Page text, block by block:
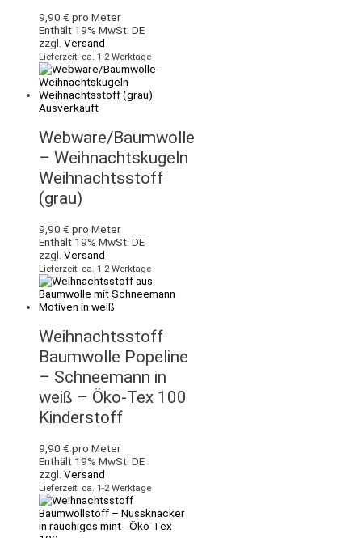
9,90 € pro Meter
Enthält 19% MwSt. DE
zzgl. Versand
Lieferzeit: ca. 1-2 Werktage
Ausverkauft
Webware/Baumwolle
– Weihnachtskugeln
Weihnachtsstoff
(grau)
9,90 € pro Meter
Enthält 19% MwSt. DE
zzgl. Versand
Lieferzeit: ca. 1-2 Werktage
Weihnachtsstoff
Baumwolle Popeline
– Schneemann in
weiß – Öko-Tex 100
Kinderstoff
9,90 € pro Meter
Enthält 19% MwSt. DE
zzgl. Versand
Lieferzeit: ca. 1-2 Werktage